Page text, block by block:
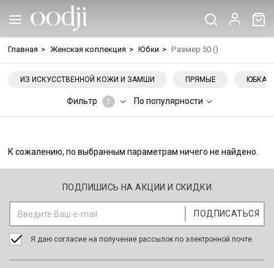
Главная > Женская коллекция > Юбки > Размер 50 ()
ИЗ ИСКУССТВЕННОЙ КОЖИ И ЗАМШИ ПРЯМЫЕ ЮБКА-
Фильтр 1 По популярности
К сожалению, по выбранным параметрам ничего не найдено.
ПОДПИШИСЬ НА АКЦИИ И СКИДКИ
Я даю согласие на получение рассылок по электронной почте.